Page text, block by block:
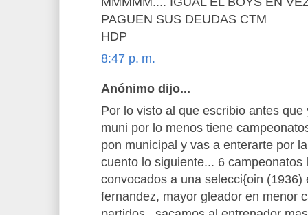
PAGUEN SUS DEUDAS CTM
HDP
8:47 p. m.
Anónimo dijo...
Por lo visto al que escribio antes
muni por lo menos tiene
pon municipal y vas a enterarte por
cuento lo siguiente... 6
convocados a una selecci{oin (1936)
fernandez, mayor gleador en menor